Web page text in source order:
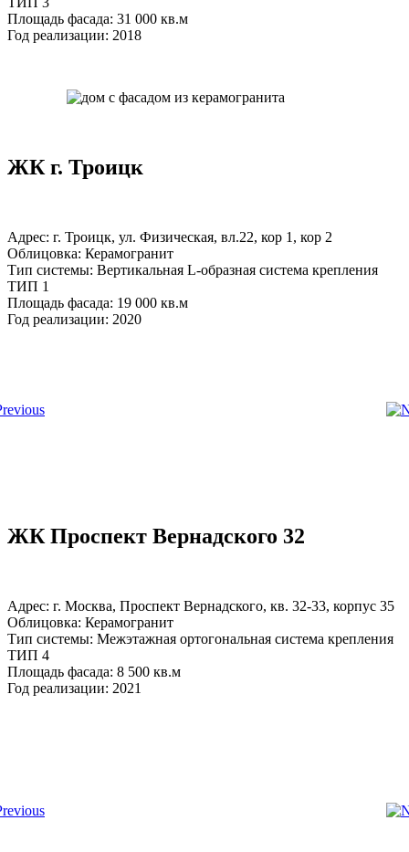
Площадь фасада: 31 000 кв.м
Год реализации: 2018
ЖК г. Троицк
Адрес: г. Троицк, ул. Физическая, вл.22, кор 1, кор 2
Облицовка: Керамогранит
Тип системы: Вертикальная L-образная система крепления
ТИП 1
Площадь фасада: 19 000 кв.м
Год реализации: 2020
ЖК Проспект Вернадского 32
Адрес: г. Москва, Проспект Вернадского, кв. 32-33, корпус 35
Облицовка: Керамогранит
Тип системы: Межэтажная ортогональная система крепления
ТИП 4
Площадь фасада: 8 500 кв.м
Год реализации: 2021